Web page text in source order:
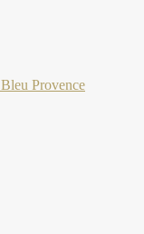
Bleu Provence